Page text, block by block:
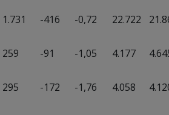
1.731 -416 -0,72 22.722
259 -91 -1,05 4.177
295 -172 -1,76 4.058